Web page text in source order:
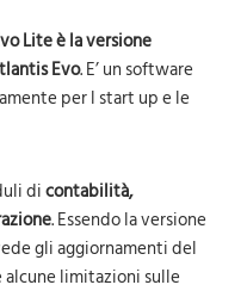
Lite è la versione
Evo. E’ un software
per l start up e le
dicontabilità,
. Essendo la versione
gli aggiornamenti del
alcune limitazioni sulle